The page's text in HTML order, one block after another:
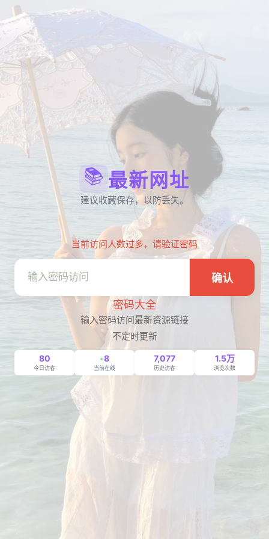
📚 最新网址
建议收藏保存，以防丢失。
当前访问人数过多，请验证密码
确认
密码大全
输入密码访问最新资源链接
不定时更新
80
今日访客
8
当前在线
7,077
历史访客
1.5万
浏览次数